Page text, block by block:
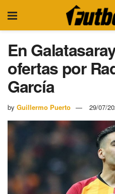
En
ofertas por
García
by Guillermo Puerto 29/07/